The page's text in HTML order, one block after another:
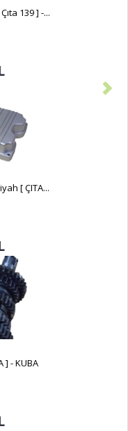
139 ] -...
[ ÇITA...
] - KUBA